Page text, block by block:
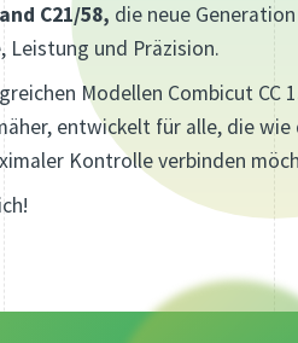
C21/58, die neue
Leistung und Präzision.
Modellen Combicut CC
entwickelt für alle, die
Kontrolle verbinden